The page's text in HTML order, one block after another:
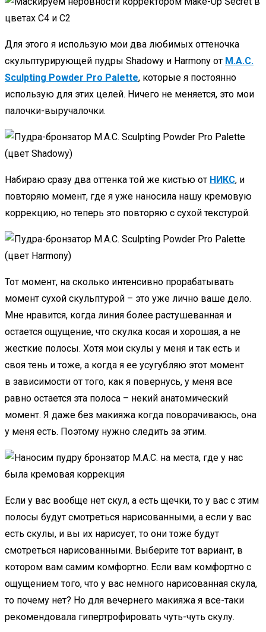
Для этого я использую мои два любимых оттеночка
скульптурирующей пудры Shadowy и Harmony от M.A.C.
Sculpting Powder Pro Palette, которые я постоянно
использую для этих целей. Ничего не меняется, это мои
палочки-выручалочки.
Набираю сразу два оттенка той же кистью от НИКС, и
повторяю момент, где я уже наносила нашу кремовую
коррекцию, но теперь это повторяю с сухой текстурой.
Тот момент, на сколько интенсивно прорабатывать
момент сухой скульптурой – это уже лично ваше дело.
Мне нравится, когда линия более растушеванная и
остается ощущение, что скулка косая и хорошая, а не
жесткие полосы. Хотя мои скулы у меня и так есть и
своя тень и тоже, а когда я ее усугубляю этот момент
в зависимости от того, как я повернусь, у меня все
равно остается эта полоса – некий анатомический
момент. Я даже без макияжа когда поворачиваюсь, она
у меня есть. Поэтому нужно следить за этим.
Если у вас вообще нет скул, а есть щечки, то у вас с этим
полосы будут смотреться нарисованными, а если у вас
есть скулы, и вы их нарисует, то они тоже будут
смотреться нарисованными. Выберите тот вариант, в
котором вам самим комфортно. Если вам комфортно с
ощущением того, что у вас немного нарисованная скула,
то почему нет? Но для вечернего макияжа я все-таки
рекомендовала гипертрофировать чуть-чуть скулу.